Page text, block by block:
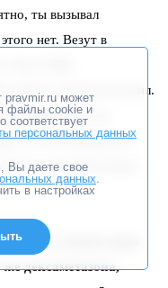
ты вызывал
нет. Везут в
Хотя ОМС
никого никуда не возил.
все на
«А что меняется»,
поколение будет
уход с рынка ряда
дексаметазона,
pravmir.ru может
файлы cookie и
соответствует
персональных данных
Вы даете свое
данных.
в настройках